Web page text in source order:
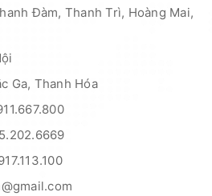
Đàm, Thanh Trì, Hoàng Mai,
Ga, Thanh Hóa